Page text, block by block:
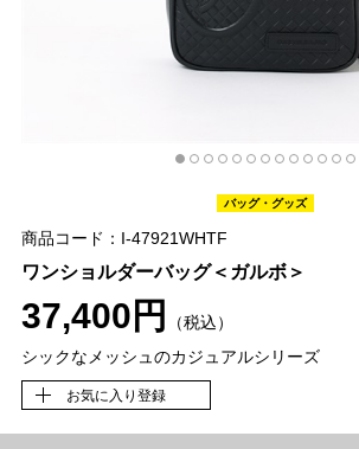
バッグ・グッズ
商品コード：I-47921WHTF
ワンショルダーバッグ＜ガルボ＞
37,400円
（税込）
シックなメッシュのカジュアルシリーズ
お気に入り登録